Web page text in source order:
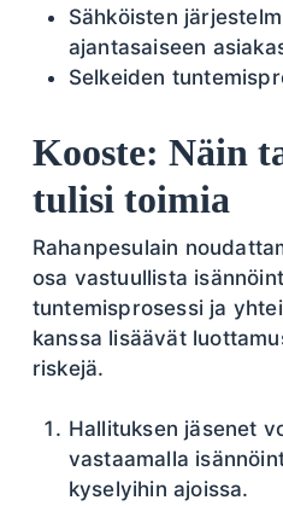
Sähköisten
ajantasaiseen
Selkeiden
Kooste: Näin
tulisi toimia
Rahanpesulain
osa vastuullista
tuntemisprosessi ja
kanssa lisäävät
riskejä.
Hallituksen jäsenet
vastaamalla
kyselyihin ajoissa.